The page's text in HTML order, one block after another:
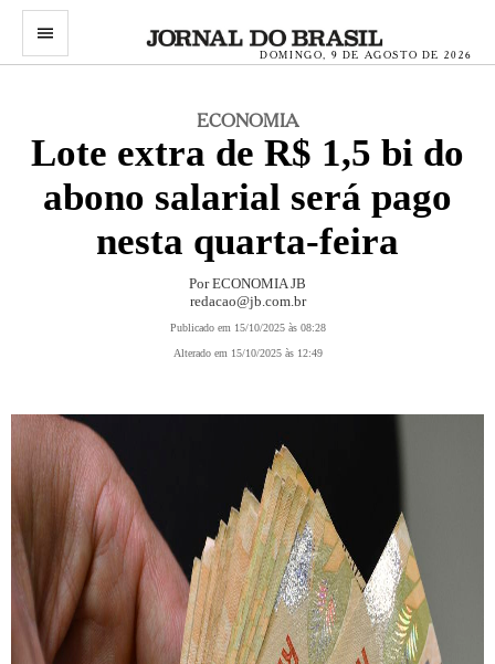
menu
DOMINGO, 9 DE AGOSTO DE 2026
ECONOMIA
Lote extra de R$ 1,5 bi do
abono salarial será pago
nesta quarta-feira
Por ECONOMIA JB
redacao@jb.com.br
Publicado em 15/10/2025 às 08:28
Alterado em 15/10/2025 às 12:49